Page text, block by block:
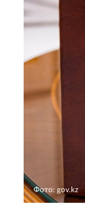
Фото: gov.kz